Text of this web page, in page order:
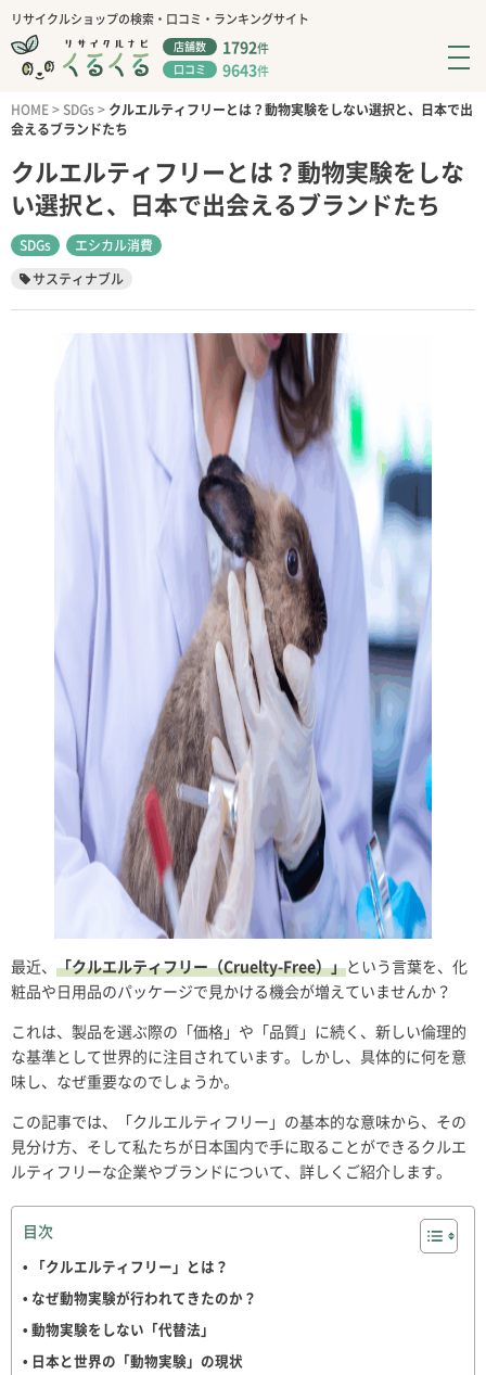
リサイクルショップの検索・口コミ・ランキングサイト
店舗数 1792件
口コミ 9643件
HOME>SDGs> クルエルティフリーとは？動物実験をしない選択と、日本で出
会えるブランドたち
クルエルティフリーとは？動物実験をしな
い選択と、日本で出会えるブランドたち
SDGs
エシカル消費
サスティナブル
最近、 「クルエルティフリー（Cruelty-Free）」という言葉を、化
粧品や日用品のパッケージで見かける機会が増えていませんか？
これは、製品を選ぶ際の「価格」や「品質」に続く、新しい倫理的
な基準として世界的に注目されています。しかし、具体的に何を意
味し、なぜ重要なのでしょうか。
この記事では、「クルエルティフリー」の基本的な意味から、その
見分け方、そして私たちが日本国内で手に取ることができるクルエ
ルティフリーな企業やブランドについて、詳しくご紹介します。
目次
「クルエルティフリー」とは？
なぜ動物実験が行われてきたのか？
動物実験をしない「代替法」
日本と世界の「動物実験」の現状